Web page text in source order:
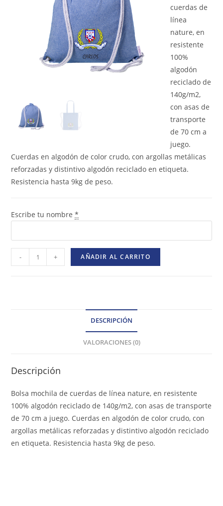
cuerdas de
línea
nature, en
resistente
100%
algodón
reciclado de
140g/m2,
con asas de
transporte
de 70 cm a
juego.
Cuerdas en algodón de color crudo, con argollas metálicas
reforzadas y distintivo algodón reciclado en etiqueta.
Resistencia hasta 9kg de peso.
Escribe tu nombre *
- + AÑADIR AL CARRITO
DESCRIPCIÓN
VALORACIONES (0)
Descripción
Bolsa mochila de cuerdas de línea nature, en resistente
100% algodón reciclado de 140g/m2, con asas de transporte
de 70 cm a juego. Cuerdas en algodón de color crudo, con
argollas metálicas reforzadas y distintivo algodón reciclado
en etiqueta. Resistencia hasta 9kg de peso.